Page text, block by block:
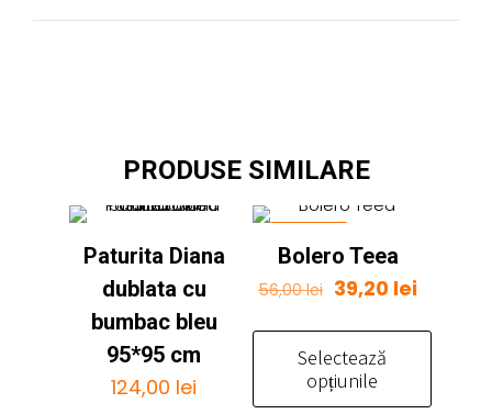
PRODUSE SIMILARE
Paturita Diana
dublata cu
bumbac bleu
95*95 cm
124,00 lei
Bolero Teea
56,00lei Prețul
a
fost:
56,00 lei.
39,20 leiPrețul
este:
Selectează
opțiunile